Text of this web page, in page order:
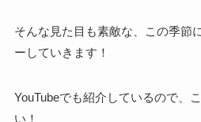
そんな見た目も素敵な、この季節
ーしていきます！
YouTubeでも紹介しているので、
い！